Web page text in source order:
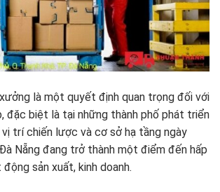
là một quyết định quan trọng đối với
đặc biệt là tại những thành phố phát triển
vị trí chiến lược và cơ sở hạ tầng ngày
Nẵng đang trở thành một điểm đến hấp
sản xuất, kinh doanh.